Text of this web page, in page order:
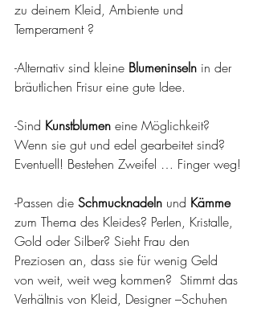
zu deinem Kleid, Ambiente und
Temperament ?
-Alternativ sind kleine Blumeninseln in der
bräutlichen Frisur eine gute Idee.
-Sind Kunstblumen eine Möglichkeit?
Wenn sie gut und edel gearbeitet sind?
Eventuell! Bestehen Zweifel … Finger weg!
-Passen die Schmucknadeln und Kämme
zum Thema des Kleides? Perlen, Kristalle,
Gold oder Silber? Sieht Frau den
Preziosen an, dass sie für wenig Geld
von weit, weit weg kommen?  Stimmt das
Verhältnis von Kleid, Designer –Schuhen